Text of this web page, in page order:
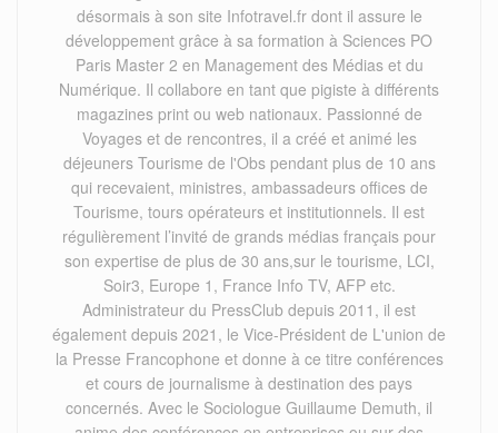
désormais à son site Infotravel.fr dont il assure le
développement grâce à sa formation à Sciences PO
Paris Master 2 en Management des Médias et du
Numérique. Il collabore en tant que pigiste à différents
magazines print ou web nationaux. Passionné de
Voyages et de rencontres, il a créé et animé les
déjeuners Tourisme de l'Obs pendant plus de 10 ans
qui recevaient, ministres, ambassadeurs offices de
Tourisme, tours opérateurs et institutionnels. Il est
régulièrement l’invité de grands médias français pour
son expertise de plus de 30 ans,sur le tourisme, LCI,
Soir3, Europe 1, France Info TV, AFP etc.
Administrateur du PressClub depuis 2011, il est
également depuis 2021, le Vice-Président de L'union de
la Presse Francophone et donne à ce titre conférences
et cours de journalisme à destination des pays
concernés. Avec le Sociologue Guillaume Demuth, il